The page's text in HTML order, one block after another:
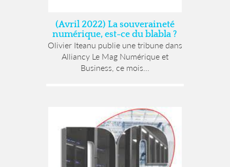
(Avril 2022) La souveraineté
numérique, est-ce du blabla ?
Olivier Iteanu publie une tribune dans
Alliancy Le Mag Numérique et
Business, ce mois...